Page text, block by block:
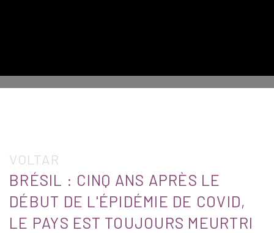
VOLTAR
BRÉSIL : CINQ ANS APRÈS LE
DÉBUT DE L'ÉPIDÉMIE DE COVID,
LE PAYS EST TOUJOURS MEURTRI